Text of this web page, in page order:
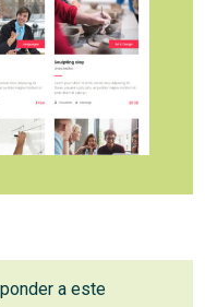
a este